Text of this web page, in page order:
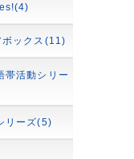
ボックス(11)
帯活動シリー
リーズ(5)